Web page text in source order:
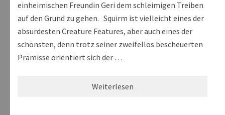
einheimischen Freundin Geri dem schleimigen Treiben
auf den Grund zu gehen. Squirm ist vielleicht eines der
absurdesten Creature Features, aber auch eines der
schönsten, denn trotz seiner zweifellos bescheuerten
Prämisse orientiert sich der …
Weiterlesen